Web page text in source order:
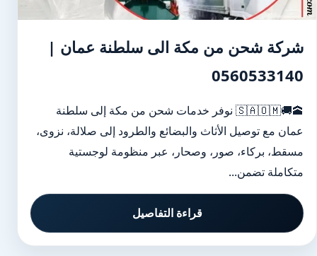
شركة شحن من مكة الى سلطنة عمان |
0560533140
🕋🚚🇸🇦🇴🇲 نوفر خدمات شحن من مكة إلى سلطنة
عمان مع توصيل الأثاث والبضائع والطرود إلى صلالة، نزوى،
مسقط، بركاء، صور، وصحار، عبر منظومة لوجستية
متكاملة تضمن...
قراءة التفاصيل